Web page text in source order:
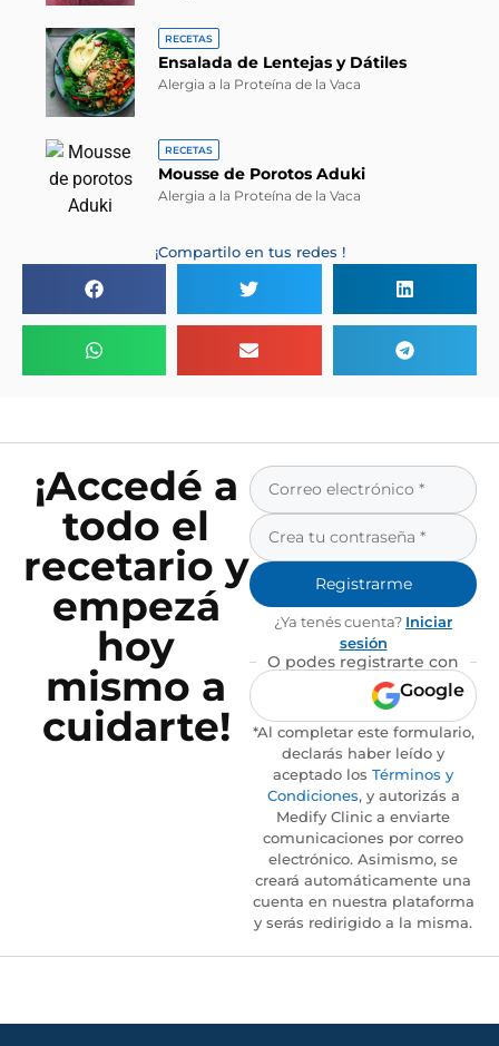
RECETAS
Ensalada de Lentejas y Dátiles
Alergia a la Proteína de la Vaca
RECETAS
Mousse de Porotos Aduki
Alergia a la Proteína de la Vaca
¡Compartilo en tus redes !
¡Accedé a
todo el
recetario y
empezá
hoy
mismo a
cuidarte!
Registrarme
¿Ya tenés cuenta? Iniciar
sesión
O podes registrarte con
Google
*Al completar este formulario,
declarás haber leído y
aceptado los Términos y
Condiciones, y autorizás a
Medify Clinic a enviarte
comunicaciones por correo
electrónico. Asimismo, se
creará automáticamente una
cuenta en nuestra plataforma
y serás redirigido a la misma.